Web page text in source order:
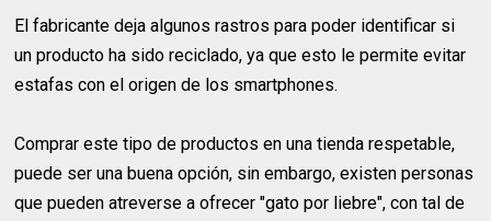
El fabricante deja algunos rastros para poder identificar si
un producto ha sido reciclado, ya que esto le permite evitar
estafas con el origen de los smartphones.
Comprar este tipo de productos en una tienda respetable,
puede ser una buena opción, sin embargo, existen personas
que pueden atreverse a ofrecer "gato por liebre", con tal de